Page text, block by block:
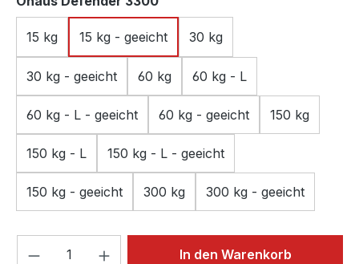
15 kg 15 kg - geeicht 30 kg
30 kg - geeicht 60 kg 60 kg - L
60 kg - L - geeicht 60 kg - geeicht 150 kg
150 kg - L 150 kg - L - geeicht
150 kg - geeicht 300 kg 300 kg - geeicht
Produkt Anzahl: Gib denIn den Warenkorb